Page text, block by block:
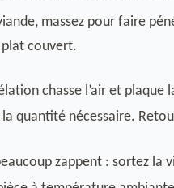
massez pour faire
couvert.
chasse l’air et
quantité nécessaire.
zappent : sortez la